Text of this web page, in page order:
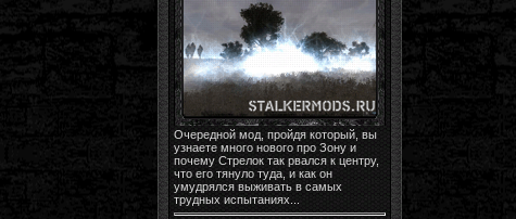
Очередной мод, пройдя который, вы
узнаете много нового про Зону и
почему Стрелок так рвался к центру,
что его тянуло туда, и как он
умудрялся выживать в самых
трудных испытаниях...